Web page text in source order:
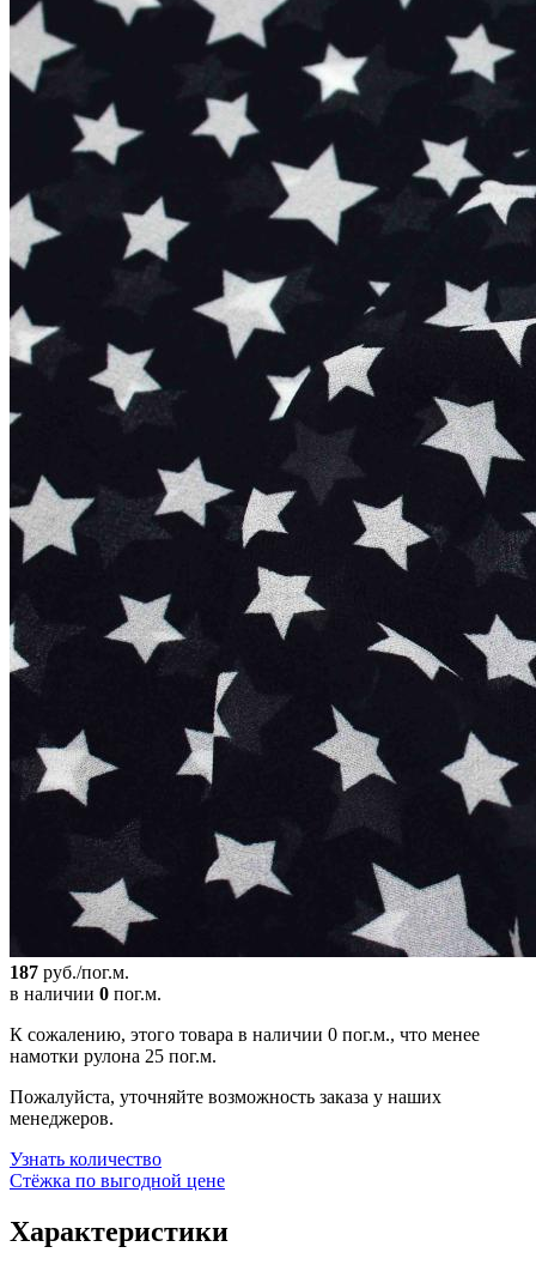
187 руб./пог.м.
в наличии 0 пог.м.
К сожалению, этого товара в наличии 0 пог.м., что менее
намотки рулона 25 пог.м.
Пожалуйста, уточняйте возможность заказа у наших
менеджеров.
Узнать количество
Стёжка по выгодной цене
Характеристики